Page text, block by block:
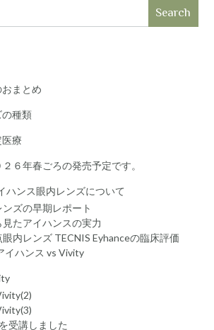
Search
まとめ
種類
療
６年春ごろの発売予定です。
ハンス眼内レンズについて
ズの早期レポート
たアイハンスの実力
内レンズ TECNIS Eyhanceの臨床評価
イハンス vs Vivity
受講しました